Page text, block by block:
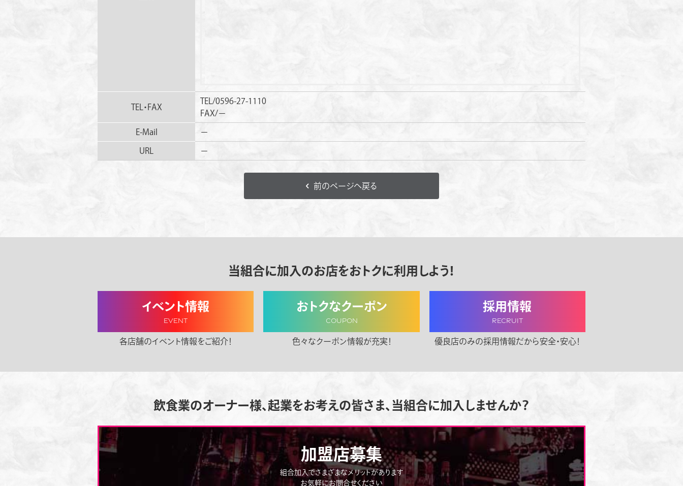
TEL・FAX
TEL/0596-27-1110
FAX/−
E-Mail −
URL −
前のページへ戻る
当組合に加入のお店をおトクに利用しよう！
イベント情報
EVENT
各店舗のイベント情報をご紹介！
おトクなクーポン
COUPON
色々なクーポン情報が充実！
採用情報
RECRUIT
優良店のみの採用情報だから安全・安心！
飲食業のオーナー様、起業をお考えの皆さま、当組合に加入しませんか？
加盟店募集
組合加入でさまざまなメリットがあります
お気軽にお問合せください